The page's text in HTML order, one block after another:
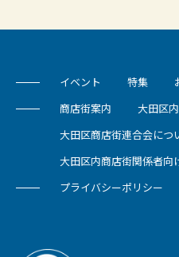
イベント 特集
商店街案内 大田区
大田区商店街連合会につ
大田区内商店街関係者向
プライバシーポリシー